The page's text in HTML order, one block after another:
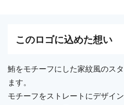
このロゴに込めた想い
鮪をモチーフにした家紋風のス
ます。
モチーフをストレートにデザイ